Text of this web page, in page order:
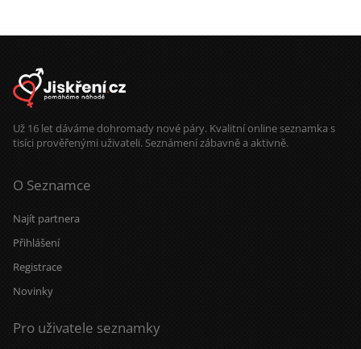
Už 16 let dáváme dohromady nové páry. Kvalitní online seznamka s
tisíci prověřenými uživateli. Seznámení zábavně a aktivně.
O Seznamce
Najít partnera
Přihlášení
Registrace
Novinky
Pro uživatele seznamky